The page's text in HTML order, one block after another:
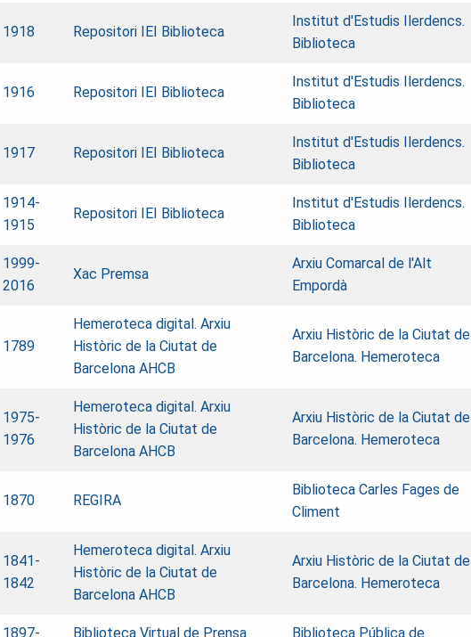
1918 Repositori IEI Biblioteca
Institut d'Estudis Ilerdencs.
Biblioteca
1916 Repositori IEI Biblioteca
Institut d'Estudis Ilerdencs.
Biblioteca
1917 Repositori IEI Biblioteca
Institut d'Estudis Ilerdencs.
Biblioteca
1914-
1915
Repositori IEI Biblioteca
Institut d'Estudis Ilerdencs.
Biblioteca
1999-
2016
Xac Premsa
Arxiu Comarcal de l'Alt
Empordà
1789
Hemeroteca digital. Arxiu
Històric de la Ciutat de
Barcelona AHCB
Arxiu Històric de la Ciutat de
Barcelona. Hemeroteca
1975-
1976
Hemeroteca digital. Arxiu
Històric de la Ciutat de
Barcelona AHCB
Arxiu Històric de la Ciutat de
Barcelona. Hemeroteca
1870 REGIRA
Biblioteca Carles Fages de
Climent
1841-
1842
Hemeroteca digital. Arxiu
Històric de la Ciutat de
Barcelona AHCB
Arxiu Històric de la Ciutat de
Barcelona. Hemeroteca
1897- Biblioteca Virtual de Prensa Biblioteca Pública de